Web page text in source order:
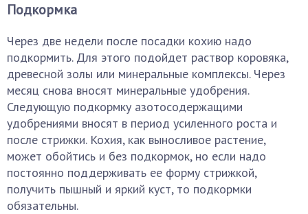
Подкормка
Через две недели после посадки кохию надо
подкормить. Для этого подойдет раствор коровяка,
древесной золы или минеральные комплексы. Через
месяц снова вносят минеральные удобрения.
Следующую подкормку азотосодержащими
удобрениями вносят в период усиленного роста и
после стрижки. Кохия, как выносливое растение,
может обойтись и без подкормок, но если надо
постоянно поддерживать ее форму стрижкой,
получить пышный и яркий куст, то подкормки
обязательны.